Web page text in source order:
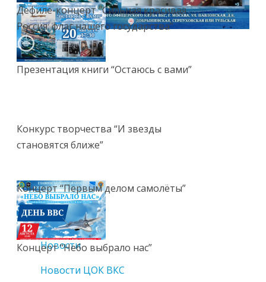
Дефиле-концерт “Сильная красивая
Россия: флаг нашего государства”
Презентация книги “Остаюсь с вами”
Конкурс творчества “И звезды
становятся ближе”
Концерт “Первым делом самолёты”
Концерт “Небо выбрало нас”
Новости
Новости
Новости ЦОК ВКС